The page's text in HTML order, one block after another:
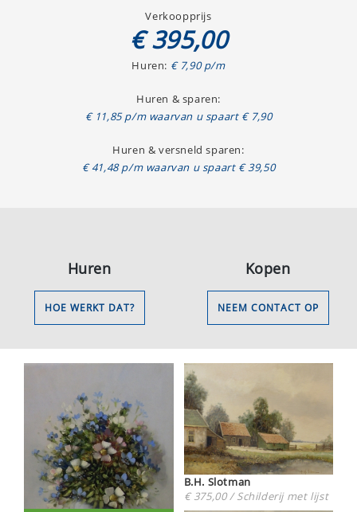
Verkoopprijs
€ 395,00
Huren: € 7,90 p/m
Huren & sparen:
€ 11,85 p/m waarvan u spaart € 7,90
Huren & versneld sparen:
€ 41,48 p/m waarvan u spaart € 39,50
Huren
HOE WERKT DAT?
Kopen
NEEM CONTACT OP
B.H. Slotman
€ 375,00 / Schilderij met lijst